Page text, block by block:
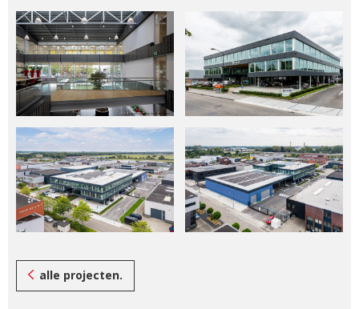
alle projecten.